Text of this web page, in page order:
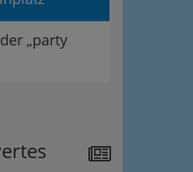
„party